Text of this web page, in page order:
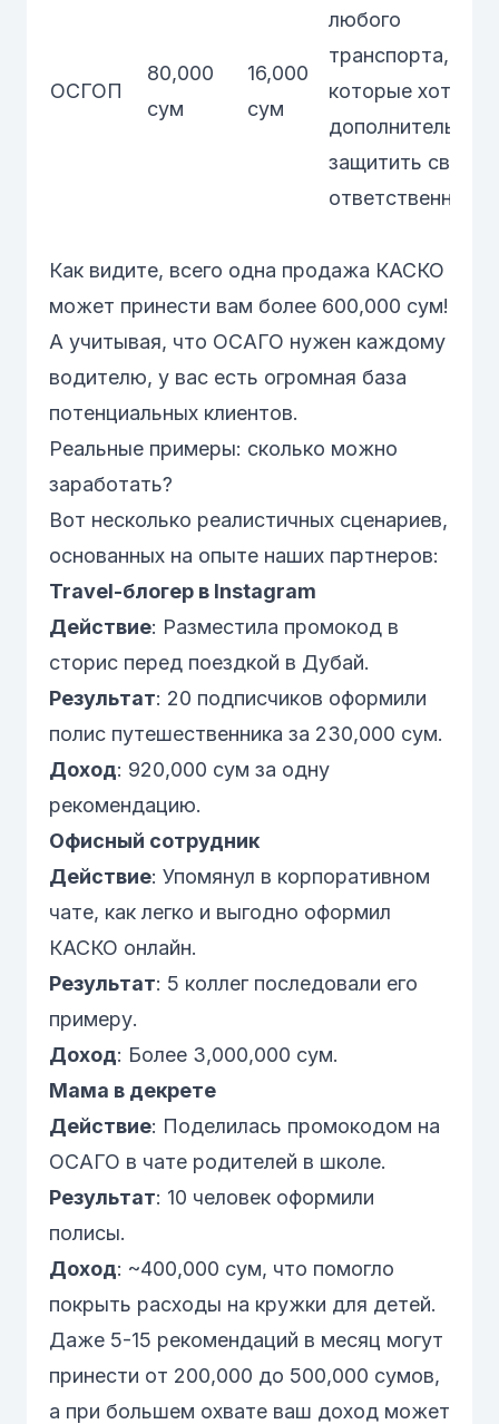
ОСГОП
80,000
сум
16,000
сум
любого
транспорта,
которые хотят
дополнительно
защитить свою
Как видите, всего одна продажа КАСКО
может принести вам более 600,000 сум!
А учитывая, что ОСАГО нужен каждому
водителю, у вас есть огромная база
потенциальных клиентов.
Реальные примеры: сколько можно
заработать?
Вот несколько реалистичных сценариев,
основанных на опыте наших партнеров:
Travel-блогер в Instagram
Действие: Разместила промокод в
сторис перед поездкой в Дубай.
Результат: 20 подписчиков оформили
полис путешественника за 230,000 сум.
Доход: 920,000 сум за одну
рекомендацию.
Офисный сотрудник
Действие: Упомянул в корпоративном
чате, как легко и выгодно оформил
КАСКО онлайн.
Результат: 5 коллег последовали его
примеру.
Доход: Более 3,000,000 сум.
Мама в декрете
Действие: Поделилась промокодом на
ОСАГО в чате родителей в школе.
Результат: 10 человек оформили
полисы.
Доход: ~400,000 сум, что помогло
покрыть расходы на кружки для детей.
Даже 5-15 рекомендаций в месяц могут
принести от 200,000 до 500,000 сумов,
а при большем охвате ваш доход может